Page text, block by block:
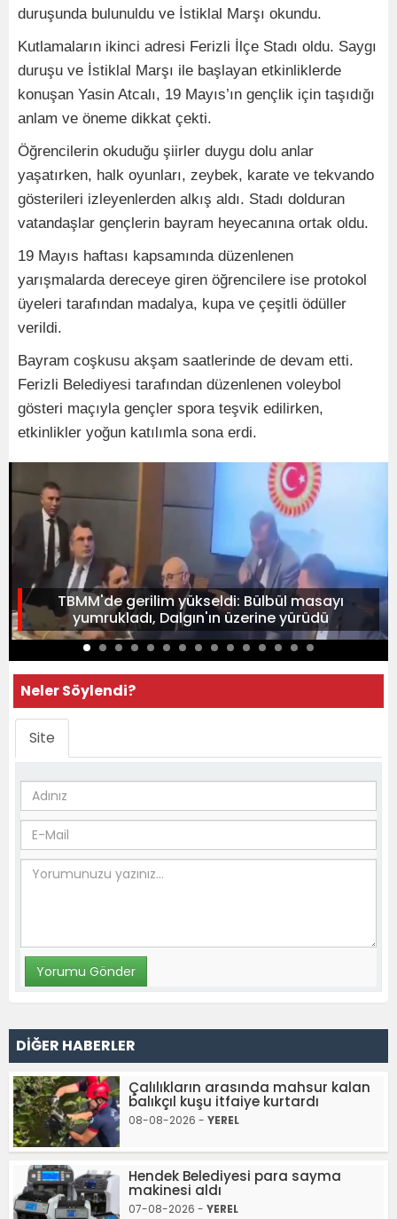
duruşunda bulunuldu ve İstiklal Marşı okundu.
Kutlamaların ikinci adresi Ferizli İlçe Stadı oldu. Saygı
duruşu ve İstiklal Marşı ile başlayan etkinliklerde
konuşan Yasin Atcalı, 19 Mayıs’ın gençlik için taşıdığı
anlam ve öneme dikkat çekti.
Öğrencilerin okuduğu şiirler duygu dolu anlar
yaşatırken, halk oyunları, zeybek, karate ve tekvando
gösterileri izleyenlerden alkış aldı. Stadı dolduran
vatandaşlar gençlerin bayram heyecanına ortak oldu.
19 Mayıs haftası kapsamında düzenlenen
yarışmalarda dereceye giren öğrencilere ise protokol
üyeleri tarafından madalya, kupa ve çeşitli ödüller
verildi.
Bayram coşkusu akşam saatlerinde de devam etti.
Ferizli Belediyesi tarafından düzenlenen voleybol
gösteri maçıyla gençler spora teşvik edilirken,
etkinlikler yoğun katılımla sona erdi.
TBMM'de gerilim yükseldi: Bülbül masayı
yumrukladı, Dalgın'ın üzerine yürüdü
Neler Söylendi?
Site
DİĞER HABERLER
Çalılıkların arasında mahsur kalan
balıkçıl kuşu itfaiye kurtardı
08-08-2026 - YEREL
Hendek Belediyesi para sayma
makinesi aldı
07-08-2026 - YEREL